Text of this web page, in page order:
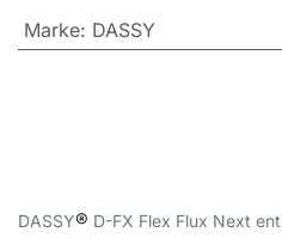
Marke: DASSY
DASSY® D-FX Flex Flux Next